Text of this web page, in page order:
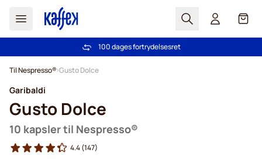
Søg Cart
Fri fragt ved køb over 349 kr.
100 dages fortrydelsesret
Til Nespresso® Gusto Dolce
Garibaldi
Gusto Dolce
10 kapsler til Nespresso®
4.4(147)